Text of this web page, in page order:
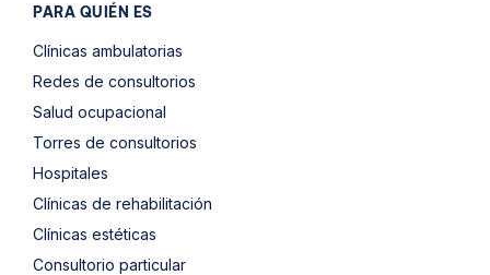
PARA QUIÉN ES
Clínicas ambulatorias
Redes de consultorios
Salud ocupacional
Torres de consultorios
Hospitales
Clínicas de rehabilitación
Clínicas estéticas
Consultorio particular